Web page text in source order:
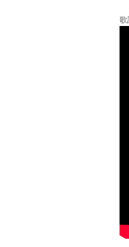
歌